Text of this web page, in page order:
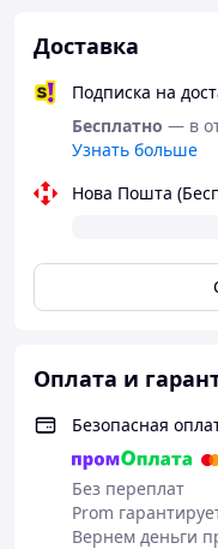
Доставка
Подписка на
Бесплатно — в
Узнать больше
Нова Пошта
Оплата и
Безопасная
Без переплат
Prom
Вернем деньги